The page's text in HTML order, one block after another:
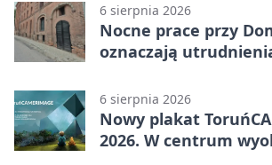
6 sierpnia 2026
Nocne prace przy
oznaczają
6 sierpnia 2026
Nowy plakat
2026. W centrum